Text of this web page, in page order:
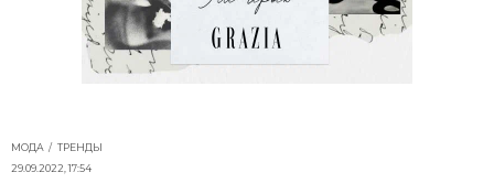
МОДА
ТРЕНДЫ
29.09.2022, 17:54